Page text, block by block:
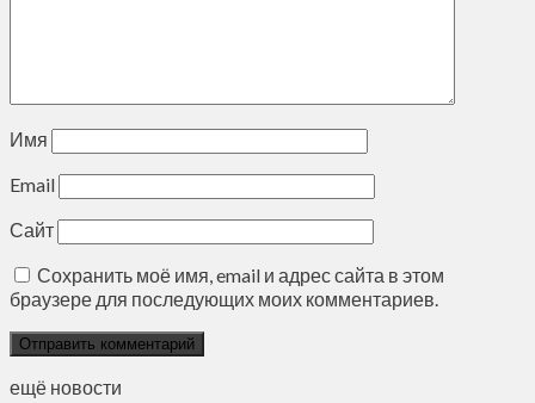
Имя
Email
Сайт
Сохранить моё имя, email и адрес сайта в этом
браузере для последующих моих комментариев.
ещё новости